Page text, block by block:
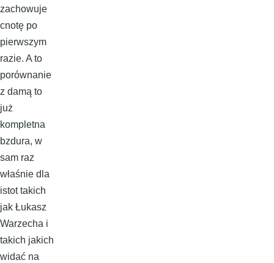
zachowuje
cnotę po
pierwszym
razie. A to
porównanie
z damą to
już
kompletna
bzdura, w
sam raz
właśnie dla
istot takich
jak Łukasz
Warzecha i
takich jakich
widać na